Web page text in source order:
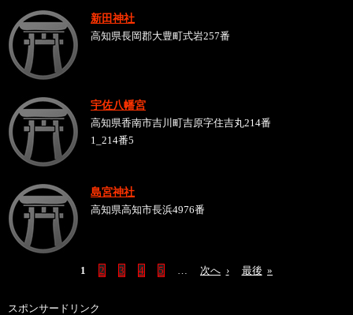
新田神社
高知県長岡郡大豊町式岩257番
宇佐八幡宮
高知県香南市吉川町吉原字住吉丸214番
1_214番5
島宮神社
高知県高知市長浜4976番
1 2 3 4 5 次へ › 最後 »
スポンサードリンク